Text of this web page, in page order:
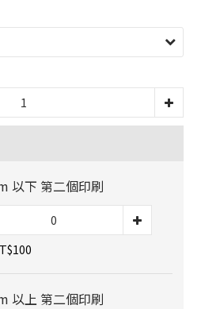
以下 第二個印刷
以上 第二個印刷